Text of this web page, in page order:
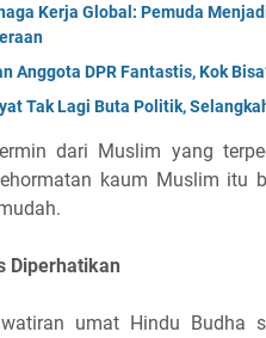
Kerja Global: Pemuda
Anggota DPR Fantastis, Kok
Tak Lagi Buta Politik,
dari Muslim yang
kaum Muslim itu
Diperhatikan
umat Hindu Budha